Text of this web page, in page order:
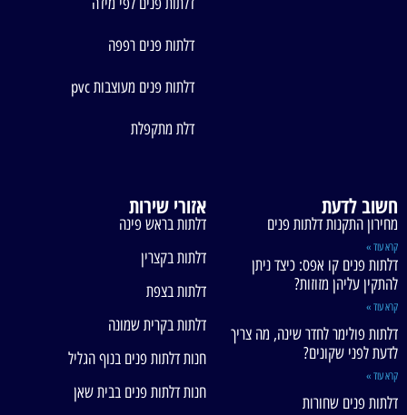
דלתות פנים רפפה
דלתות פנים מעוצבות pvc
דלת מתקפלת
חשוב לדעת
מחירון התקנות דלתות פנים
קרא עוד »
דלתות פנים קו אפס: כיצד ניתן
להתקין עליהן מזוזות?
קרא עוד »
דלתות פולימר לחדר שינה, מה צריך
לדעת לפני שקונים?
קרא עוד »
דלתות פנים שחורות
אזורי שירות
דלתות בראש פינה
דלתות בקצרין
דלתות בצפת
דלתות בקרית שמונה
חנות דלתות פנים בנוף הגליל
חנות דלתות פנים בבית שאן